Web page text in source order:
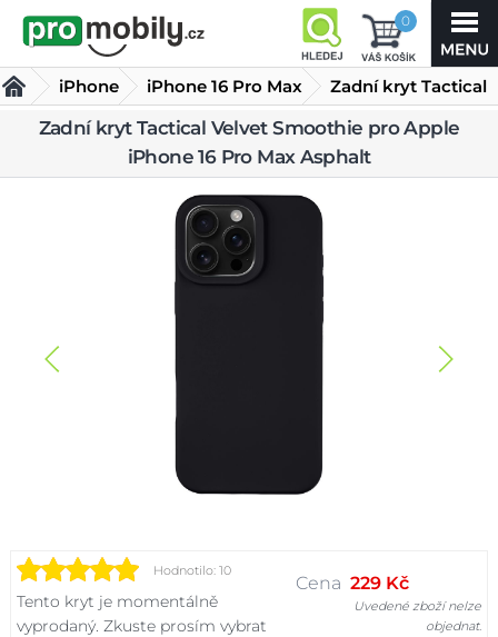
0
iPhone
iPhone 16 Pro Max
Kryty iPhone 16 Pro Max
Zadní kryt Tactical
Velvet Smoothie
pro Apple iPhone 16 Pro Max
Zadní kryt Tactical Velvet Smoothie pro Apple
iPhone 16 Pro Max Asphalt
Hodnotilo: 10
Tento kryt je momentálně
vyprodaný. Zkuste prosím vybrat
Cena 229 Kč
Uvedené zboží nelze
objednat.